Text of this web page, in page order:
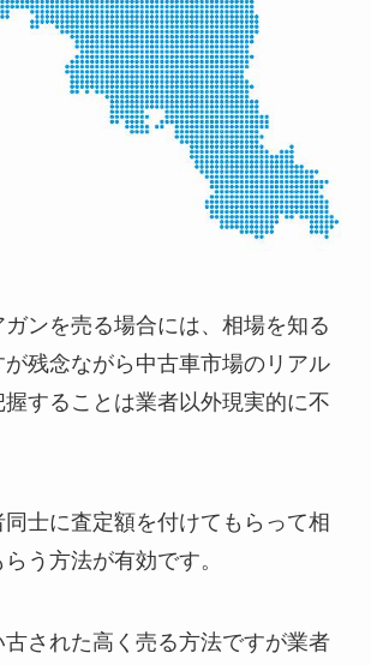
ンを売る場合には、相場を知る
が残念ながら中古車市場のリアル
することは業者以外現実的に不
士に査定額を付けてもらって相
う方法が有効です。
された高く売る方法ですが業者